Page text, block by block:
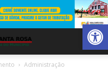
Abrir
Administração